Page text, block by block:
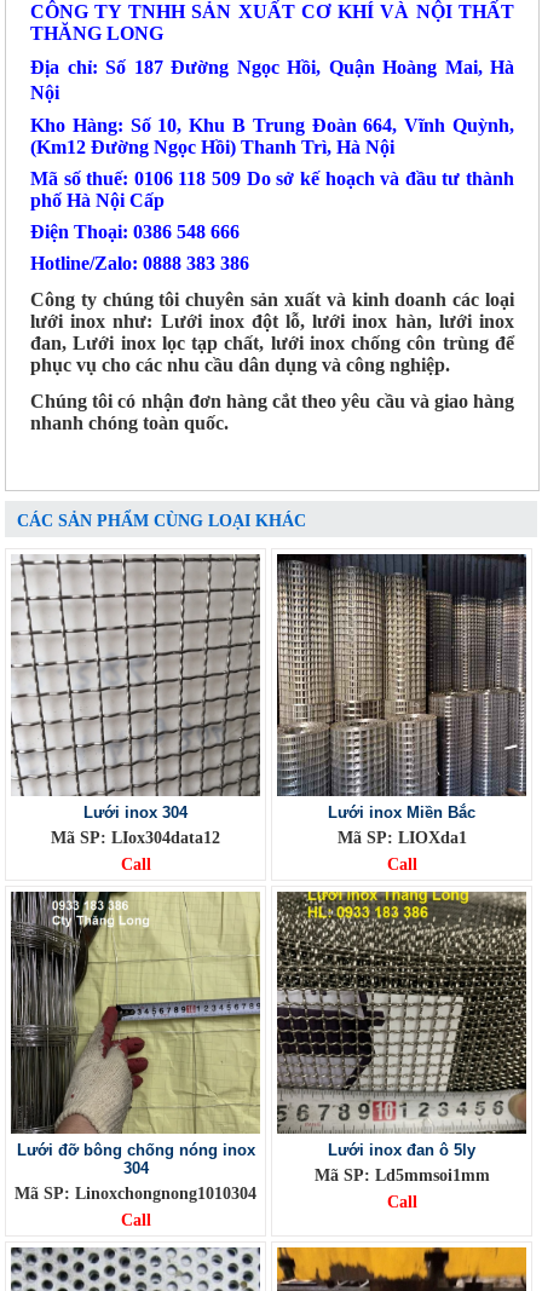
CÔNG TY TNHH SẢN XUẤT CƠ KHÍ VÀ NỘI THẤT
THĂNG LONG
Địa chỉ: Số 187 Đường Ngọc Hồi, Quận Hoàng Mai, Hà
Nội
Kho Hàng: Số 10, Khu B Trung Đoàn 664, Vĩnh Quỳnh,
(Km12 Đường Ngọc Hồi) Thanh Trì, Hà Nội
Mã số thuế: 0106 118 509 Do sở kế hoạch và đầu tư thành
phố Hà Nội Cấp
Điện Thoại: 0386 548 666
Hotline/Zalo: 0888 383 386
Công ty chúng tôi chuyên sản xuất và kinh doanh các loại
lưới inox như: Lưới inox đột lỗ, lưới inox hàn, lưới inox
đan, Lưới inox lọc tạp chất, lưới inox chống côn trùng để
phục vụ cho các nhu cầu dân dụng và công nghiệp.
Chúng tôi có nhận đơn hàng cắt theo yêu cầu và giao hàng
nhanh chóng toàn quốc.
CÁC SẢN PHẨM CÙNG LOẠI KHÁC
Lưới inox 304
Mã SP: LIox304data12
Call
Lưới inox Miền Bắc
Mã SP: LIOXda1
Call
Lưới đỡ bông chống nóng inox
304
Mã SP: Linoxchongnong1010304
Call
Lưới inox đan ô 5ly
Mã SP: Ld5mmsoi1mm
Call